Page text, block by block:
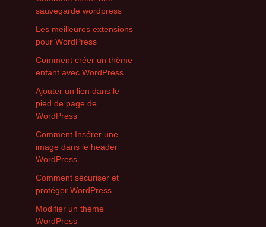
sauvegarde wordpress
Les meilleures extensions
pour WordPress
Comment créer un thème
enfant avec WordPress
Ajouter un lien dans le
pied de page de
WordPress
Comment Insérer une
image dans le header
WordPress
Comment sécuriser et
protéger WordPress
Modifier un thème
WordPress